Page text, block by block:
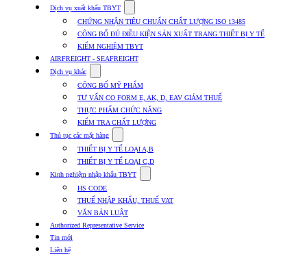
Dịch vụ xuất khẩu TBYT
submenu
for
Dịch
vụ
xuất
TBYT
CHỨNG NHẬN TIÊU CHUẨN CHẤT LƯỢNG ISO 13485
CÔNG BỐ ĐỦ ĐIỀU KIỆN SẢN XUẤT TRANG THIẾT BỊ Y TẾ
KIỂM NGHIỆM TBYT
AIRFREIGHT - SEAFREIGHT
Dịch vụ khác
submenu
for
Dịch
vụ
khác
CÔNG BỐ MỸ PHẨM
TƯ VẤN CO FORM E, AK, D, EAV GIẢM THUẾ
THỰC PHẨM CHỨC NĂNG
KIỂM TRA CHẤT LƯỢNG
Thủ tục các mặt hàng
submenu
for
Thủ
tục
mặt
hàng
THIẾT BỊ Y TẾ LOẠI A,B
THIẾT BỊ Y TẾ LOẠI C,D
Kinh nghiệm nhập khẩu TBYT
submenu
Kinh
HS CODE
THUẾ NHẬP KHẨU, THUẾ VAT
VĂN BẢN LUẬT
Authorized Representative Service
Tin mới
Liên hệ